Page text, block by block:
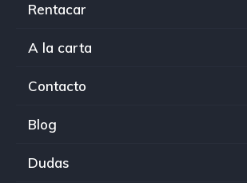
Rentacar
A la carta
Contacto
Blog
Dudas